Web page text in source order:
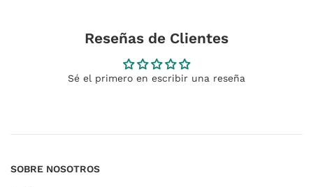
Reseñas de Clientes
Sé el primero en escribir una reseña
SOBRE NOSOTROS